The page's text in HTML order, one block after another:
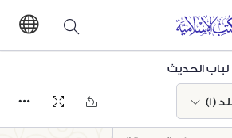
لباب الحديث
(1)